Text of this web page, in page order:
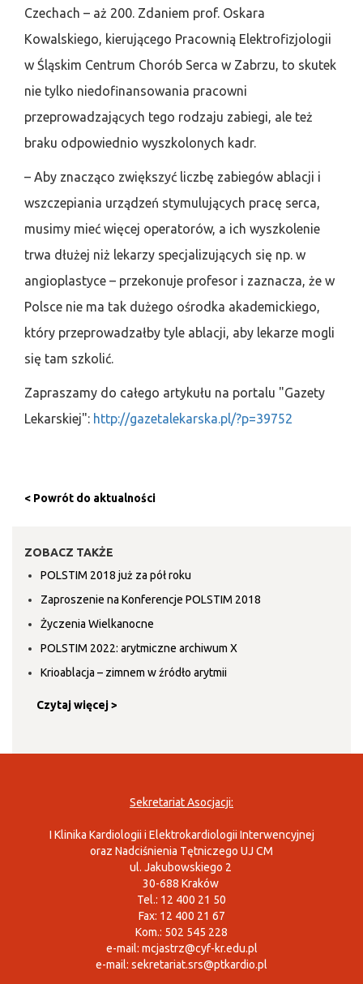
Czechach – aż 200. Zdaniem prof. Oskara
Kowalskiego, kierującego Pracownią Elektrofizjologii
w Śląskim Centrum Chorób Serca w Zabrzu, to skutek
nie tylko niedofinansowania pracowni
przeprowadzających tego rodzaju zabiegi, ale też
braku odpowiednio wyszkolonych kadr.
– Aby znacząco zwiększyć liczbę zabiegów ablacji i
wszczepiania urządzeń stymulujących pracę serca,
musimy mieć więcej operatorów, a ich wyszkolenie
trwa dłużej niż lekarzy specjalizujących się np. w
angioplastyce – przekonuje profesor i zaznacza, że w
Polsce nie ma tak dużego ośrodka akademickiego,
który przeprowadzałby tyle ablacji, aby lekarze mogli
się tam szkolić.
Zapraszamy do całego artykułu na portalu "Gazety
Lekarskiej": http://gazetalekarska.pl/?p=39752
< Powrót do aktualności
ZOBACZ TAKŻE
POLSTIM 2018 już za pół roku
Zaproszenie na Konferencje POLSTIM 2018
Życzenia Wielkanocne
POLSTIM 2022: arytmiczne archiwum X
Krioablacja – zimnem w źródło arytmii
Czytaj więcej >
Sekretariat Asocjacji:
I Klinika Kardiologii i Elektrokardiologii Interwencyjnej
oraz Nadciśnienia Tętniczego UJ CM
ul. Jakubowskiego 2
30-688 Kraków
Tel.: 12 400 21 50
Fax: 12 400 21 67
Kom.: 502 545 228
e-mail: mcjastrz@cyf-kr.edu.pl
e-mail: sekretariat.srs@ptkardio.pl